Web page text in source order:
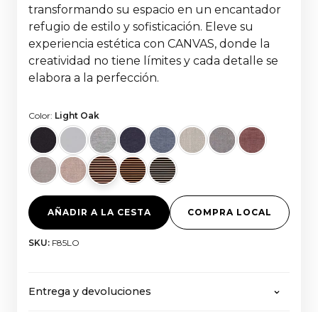
transformando su espacio en un encantador
refugio de estilo y sofisticación. Eleve su
experiencia estética con CANVAS, donde la
creatividad no tiene límites y cada detalle se
elabora a la perfección.
Color: Light Oak
AÑADIR A LA CESTA COMPRA LOCAL
SKU: F85LO
Entrega y devoluciones